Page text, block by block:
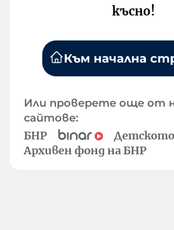
късно!
Към начална
Или проверете още от
сайтове:
БНР
Архивен фонд на БНР